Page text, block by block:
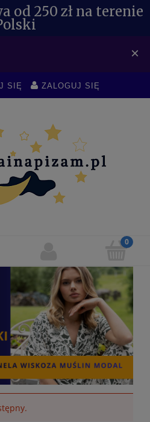
od 250 zł na terenie
×
SIĘ ZALOGUJ SIĘ